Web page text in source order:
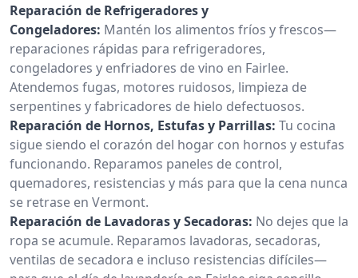
Reparación de Refrigeradores y
Congeladores: Mantén los alimentos fríos y frescos—
reparaciones rápidas para refrigeradores,
congeladores y enfriadores de vino en Fairlee.
Atendemos fugas, motores ruidosos, limpieza de
serpentines y fabricadores de hielo defectuosos.
Reparación de Hornos, Estufas y Parrillas: Tu cocina
sigue siendo el corazón del hogar con hornos y estufas
funcionando. Reparamos paneles de control,
quemadores, resistencias y más para que la cena nunca
se retrase en Vermont.
Reparación de Lavadoras y Secadoras: No dejes que la
ropa se acumule. Reparamos lavadoras, secadoras,
ventilas de secadora e incluso resistencias difíciles—